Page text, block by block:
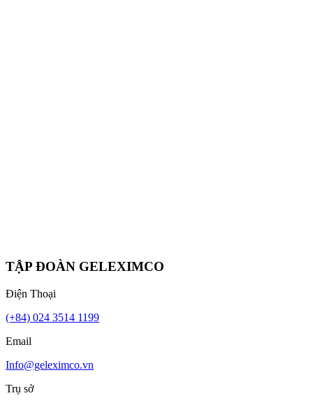
TẬP ĐOÀN GELEXIMCO
Điện Thoại
(+84) 024 3514 1199
Email
Info@geleximco.vn
Trụ sở